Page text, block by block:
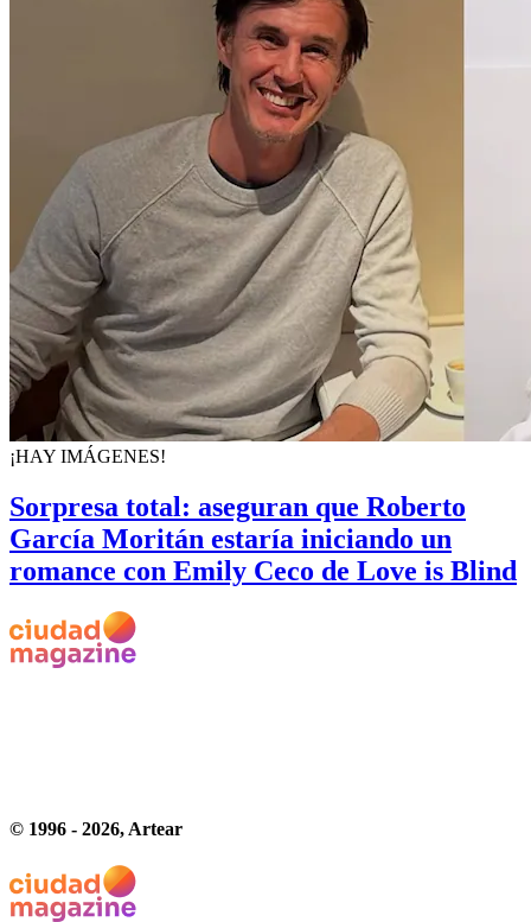
¡HAY IMÁGENES!
Sorpresa total: aseguran que Roberto
García Moritán estaría iniciando un
romance con Emily Ceco de Love is Blind
© 1996 - 2026, Artear